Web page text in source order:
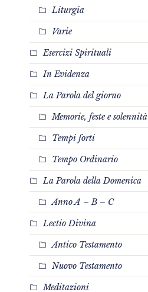
Liturgia
Varie
Esercizi Spirituali
In Evidenza
La Parola del giorno
Memorie, feste e solennità
Tempi forti
Tempo Ordinario
La Parola della Domenica
Anno A – B – C
Lectio Divina
Antico Testamento
Nuovo Testamento
Meditazioni